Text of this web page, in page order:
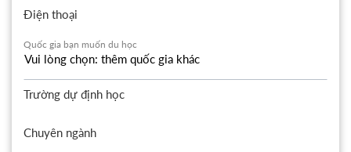
Điện thoại
Quốc gia bạn muốn du học
Trường dự định học
Chuyên ngành